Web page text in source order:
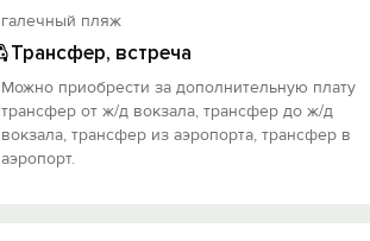
галечный пляж
Трансфер, встреча
Можно приобрести за дополнительную плату
трансфер от ж/д вокзала, трансфер до ж/д
вокзала, трансфер из аэропорта, трансфер в
аэропорт.